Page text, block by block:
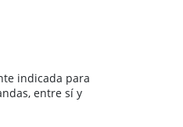
indicada para
entre sí y